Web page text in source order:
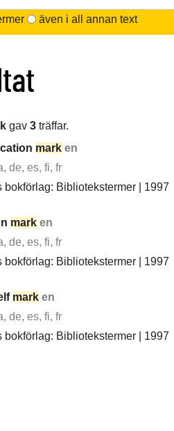
även i all annan text
gav 3 träffar.
mark en
de, es, fi, fr
bokförlag: Bibliotekstermer | 1997
mark en
de, es, fi, fr
bokförlag: Bibliotekstermer | 1997
mark en
de, es, fi, fr
bokförlag: Bibliotekstermer | 1997